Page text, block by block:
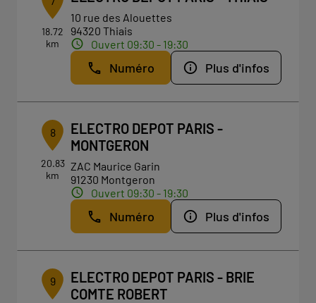
18.72
km
10 rue des Alouettes
94320 Thiais
Ouvert 09:30 - 19:30
Numéro Plus d'infos
8
20.83
km
ELECTRO DEPOT PARIS -
MONTGERON
ZAC Maurice Garin
91230 Montgeron
Ouvert 09:30 - 19:30
Numéro Plus d'infos
9
ELECTRO DEPOT PARIS - BRIE
COMTE ROBERT